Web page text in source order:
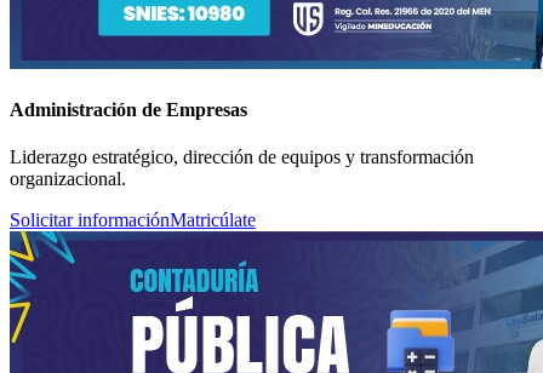
Administración de Empresas
Liderazgo estratégico, dirección de equipos y transformación
organizacional.
Solicitar informaciónMatricúlate